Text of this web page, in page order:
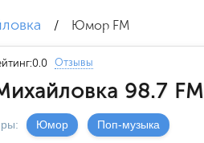
/ Юмор FM
0.0 Отзывы
98.7 FM
Юмор Поп-музыка